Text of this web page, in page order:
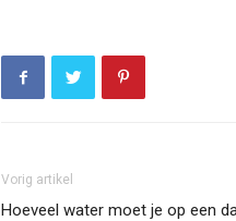
Vorig artikel
Hoeveel water moet je op een